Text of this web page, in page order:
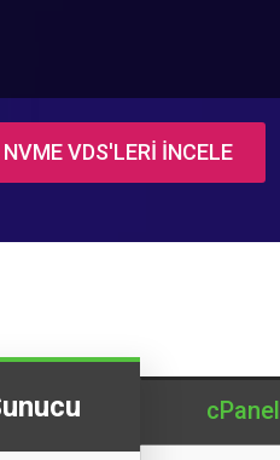
NVME VDS'LERİ İNCELE
cPanel